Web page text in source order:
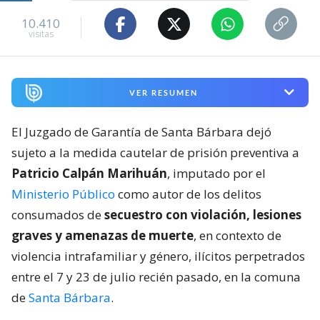
10.410
visitas
VER RESUMEN
El Juzgado de Garantía de Santa Bárbara dejó
sujeto a la medida cautelar de prisión preventiva a
Patricio Calpán Marihuán, imputado por el
Ministerio Público como autor de los delitos
consumados desecuestro con violación, lesiones
graves y amenazas de muerte, en contexto de
violencia intrafamiliar y género, ilícitos perpetrados
entre el 7 y 23 de julio recién pasado, en la comuna
deSanta Bárbara.